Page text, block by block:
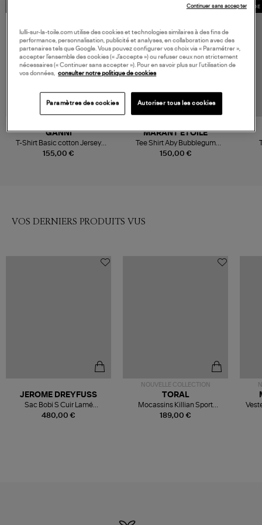
155,00 €
GANNI
T-Shirt Basic cotton Jersey
Chalk Pink
150,00 €
MARANT ÉTOILE
Tee Shirt Aby Bubblegum
Granita
MADE
VOS DERNIERS PRODUITS VUS
480,00 €
JEROME DREYFUSS
Sac Bobi S Cuir Lamé
Champagne
NOUVELLE COLLECTION
189,00 €
TORAL
Mocassins Killian Sport
Mousse
lulli-sur-la-toile.com utilise des cookies et technologies similaires à des fins de
performance, personnalisation, publicité et analyses, en collaboration avec des
partenaires tels que Google. Vous pouvez configurer vos choix via « Paramétrer »,
accepter l’ensemble des cookies (« J’accepte ») ou refuser ceux non strictement
nécessaires (« Continuer sans accepter »). Pour en savoir plus sur l’utilisation de
vos données, consulter notre politique de cookies
Paramètres des cookies Autoriser tous les cookies
Continuer sans accepter